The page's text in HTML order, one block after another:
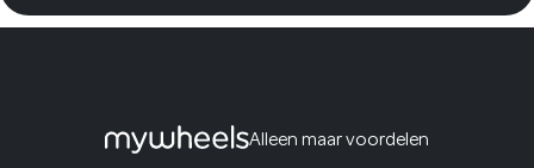
Alleen maar voordelen